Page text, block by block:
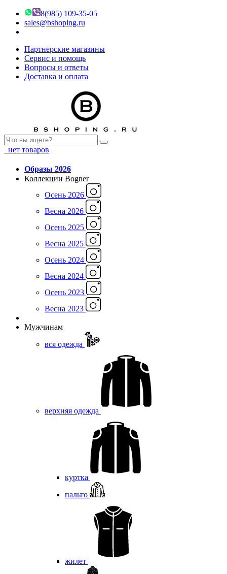
8(985) 109-35-05
sales@bshoping.ru
Партнерские магазины
Сервис и помощь
Вопросы и ответы
Доставка и оплата
нет товаров
Образы 2026
Коллекции Bogner
Осень 2026
Весна 2026
Осень 2025
Весна 2025
Осень 2024
Весна 2024
Осень 2023
Весна 2023
Мужчинам
вся одежда
верхняя одежда
куртка
пальто
жилет